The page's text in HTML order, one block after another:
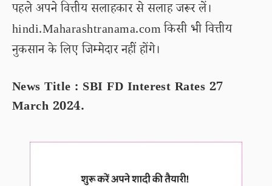
पहले अपने वित्तीय सलाहकार से सलाह जरूर लें।
hindi.Maharashtranama.com किसी भी वित्तीय
नुकसान के लिए जिम्मेदार नहीं होंगे।
News Title : SBI FD Interest Rates 27
March 2024.